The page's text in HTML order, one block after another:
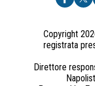
Copyright
registrata
Direttore